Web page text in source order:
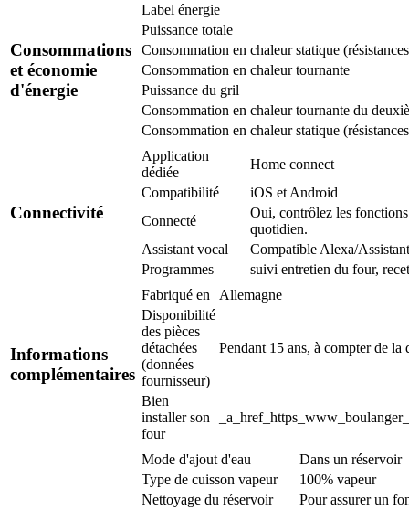
Consommations
et économie
d'énergie
Label énergie
Puissance totale
Consommation en chaleur statique
Consommation en chaleur tournante
Puissance du gril
Consommation en chaleur tournante du
Consommation en chaleur statique
Connectivité
Application
dédiée
Home connect
Compatibilité
iOS et Android
Connecté
Oui, contrôlez les
quotidien.
Assistant vocal
Compatible Alexa/
Programmes
suivi entretien du four,
Informations
complémentaires
Fabriqué en
Allemagne
Disponibilité
des pièces
détachées
(données
fournisseur)
Pendant 15 ans, à compter de la
Bien
installer son
four
Mode d'ajout d'eau
Dans un réservoir
Type de cuisson vapeur
100% vapeur
Nettoyage du réservoir
Pour assurer un